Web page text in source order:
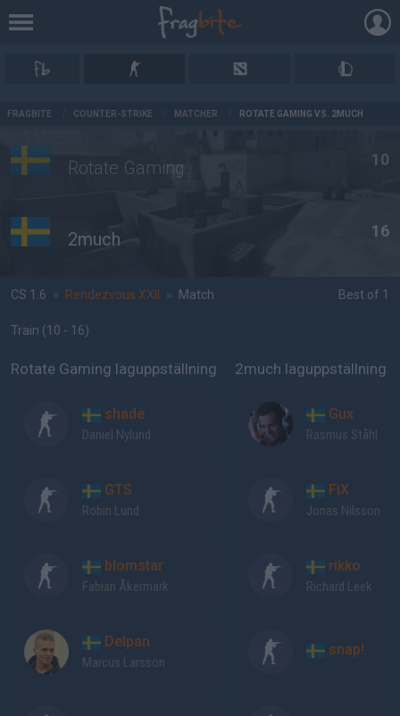
FRAGBITE COUNTER-STRIKE MATCHER ROTATE GAMING VS. 2MUCH
Rotate Gaming 10
2much 16
CS 1.6 » Rendezvous XXII » Match Best of 1
Train (10 - 16)
Rotate Gaming laguppställning
shade
Daniel Nylund
GTS
Robin Lund
blomstar
Fabian Åkermark
Delpan
Marcus Larsson
2much laguppställning
Gux
Rasmus Ståhl
FiX
Jonas Nilsson
rikko
Richard Leek
snap!